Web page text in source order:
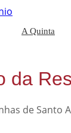
A Quinta
da